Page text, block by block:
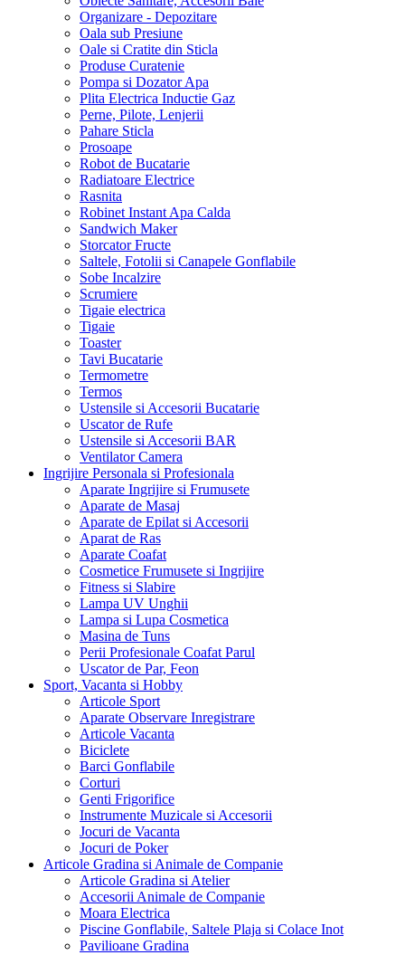
Organizare - Depozitare
Oala sub Presiune
Oale si Cratite din Sticla
Produse Curatenie
Pompa si Dozator Apa
Plita Electrica Inductie Gaz
Perne, Pilote, Lenjerii
Pahare Sticla
Prosoape
Robot de Bucatarie
Radiatoare Electrice
Rasnita
Robinet Instant Apa Calda
Sandwich Maker
Storcator Fructe
Saltele, Fotolii si Canapele Gonflabile
Sobe Incalzire
Scrumiere
Tigaie electrica
Tigaie
Toaster
Tavi Bucatarie
Termometre
Termos
Ustensile si Accesorii Bucatarie
Uscator de Rufe
Ustensile si Accesorii BAR
Ventilator Camera
Ingrijire Personala si Profesionala
Aparate Ingrijire si Frumusete
Aparate de Masaj
Aparate de Epilat si Accesorii
Aparat de Ras
Aparate Coafat
Cosmetice Frumusete si Ingrijire
Fitness si Slabire
Lampa UV Unghii
Lampa si Lupa Cosmetica
Masina de Tuns
Perii Profesionale Coafat Parul
Uscator de Par, Feon
Sport, Vacanta si Hobby
Articole Sport
Aparate Observare Inregistrare
Articole Vacanta
Biciclete
Barci Gonflabile
Corturi
Genti Frigorifice
Instrumente Muzicale si Accesorii
Jocuri de Vacanta
Jocuri de Poker
Articole Gradina si Animale de Companie
Articole Gradina si Atelier
Accesorii Animale de Companie
Moara Electrica
Piscine Gonflabile, Saltele Plaja si Colace Inot
Pavilioane Gradina